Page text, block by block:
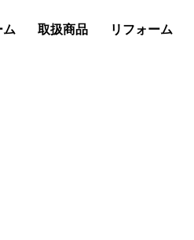
ム 取扱商品 リフォーム